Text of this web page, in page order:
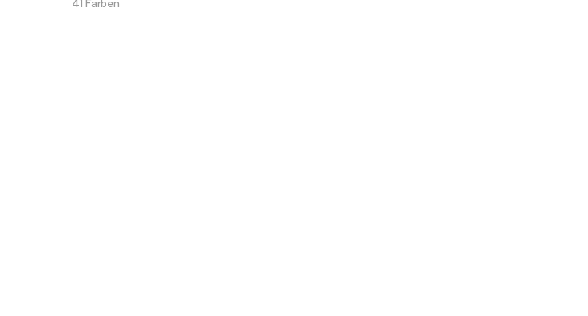
41 Farben